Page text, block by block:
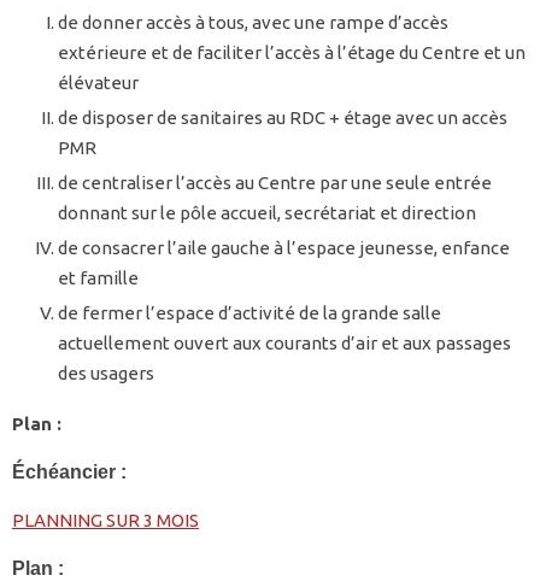
de donner accès à tous, avec une rampe d’accès
extérieure et de faciliter l’accès à l’étage du Centre et un
élévateur
de disposer de sanitaires au RDC + étage avec un accès
PMR
de centraliser l’accès au Centre par une seule entrée
donnant sur le pôle accueil, secrétariat et direction
de consacrer l’aile gauche à l’espace jeunesse, enfance
et famille
de fermer l’espace d’activité de la grande salle
actuellement ouvert aux courants d’air et aux passages
des usagers
Plan :
Échéancier :
PLANNING SUR 3 MOIS
Plan :